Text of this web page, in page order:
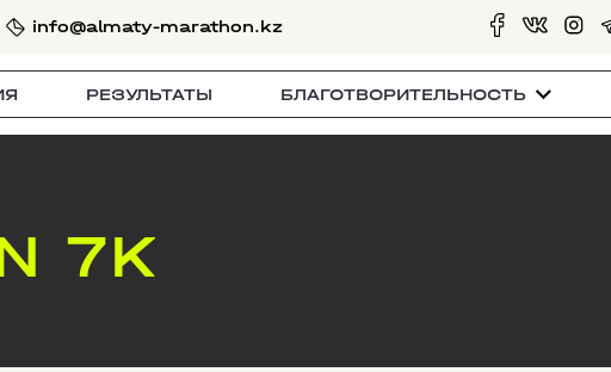
info@almaty-marathon.kz
РЕЗУЛЬТАТЫ БЛАГОТВОРИТЕЛЬНОСТЬ
7K